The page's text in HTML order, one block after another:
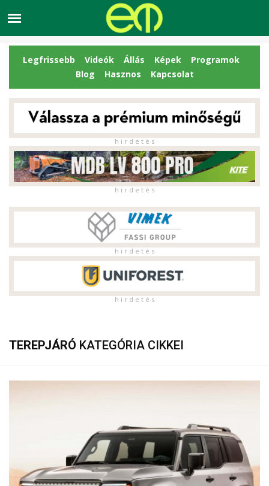
Legfrissebb Videók Állás Képek
Programok
Blog
Hasznos Kapcsolat
h i r d e t é s
h i r d e t é s
h i r d e t é s
h i r d e t é s
TEREPJÁRÓ KATEGÓRIA CIKKEI